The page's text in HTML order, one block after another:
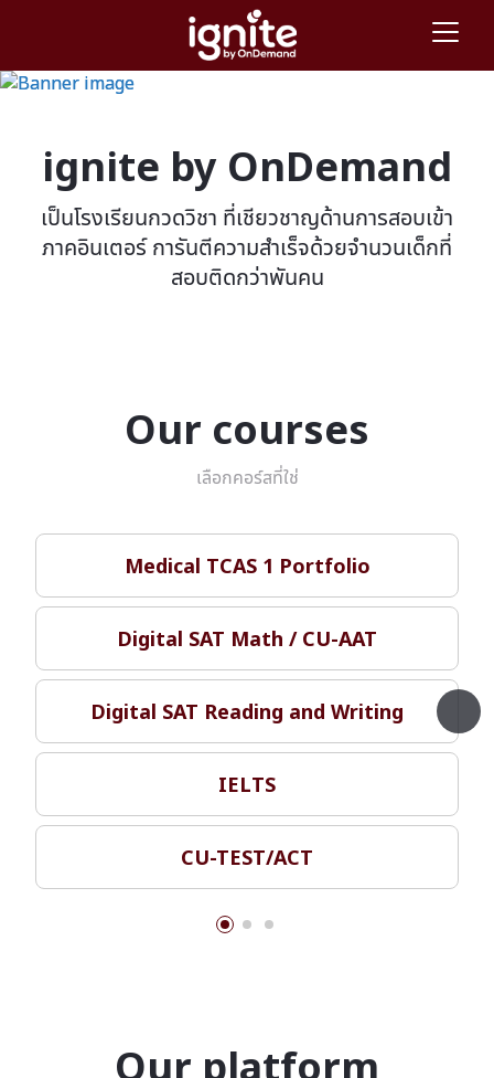
ignite by OnDemand
เป็นโรงเรียนกวดวิชา ที่เชียวชาญด้านการสอบเข้า
ภาคอินเตอร์ การันตีความสำเร็จด้วยจำนวนเด็กที่
สอบติดกว่าพันคน
Our courses
เลือกคอร์สที่ใช่
Medical TCAS 1 Portfolio
Digital SAT Math / CU-AAT
Digital SAT Reading and Writing
IELTS
CU-TEST/ACT
Our platform